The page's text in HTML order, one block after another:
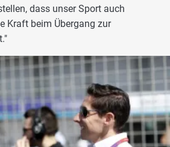
dass unser Sport auch
Kraft beim Übergang zur